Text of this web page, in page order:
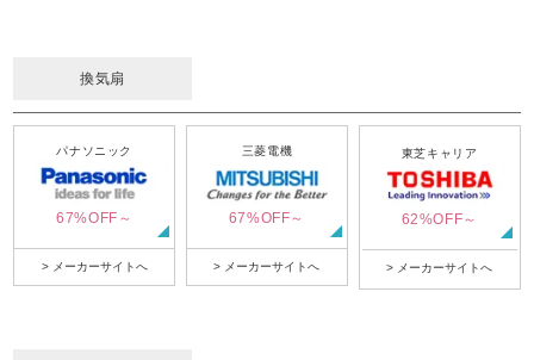
換気扇
パナソニック
67%OFF～
> メーカーサイトへ
三菱電機
67%OFF～
> メーカーサイトへ
東芝キャリア
62%OFF～
> メーカーサイトへ